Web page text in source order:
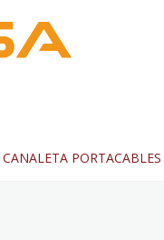
CANALETA PORTACABLES